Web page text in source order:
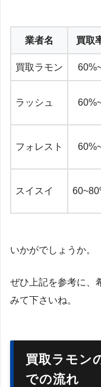
業者名 買取
買取ラモン
ラッシュ
フォレスト
スイスイ
いかがでしょうか。
ぜひ上記を参考に、
みて下さいね。
買取ラモン
での流れ